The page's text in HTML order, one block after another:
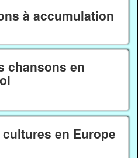
à accumulation
chansons en
en Europe